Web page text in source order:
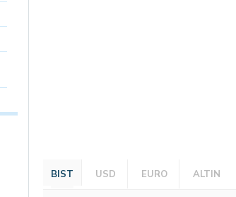
BIST USD EURO ALTIN